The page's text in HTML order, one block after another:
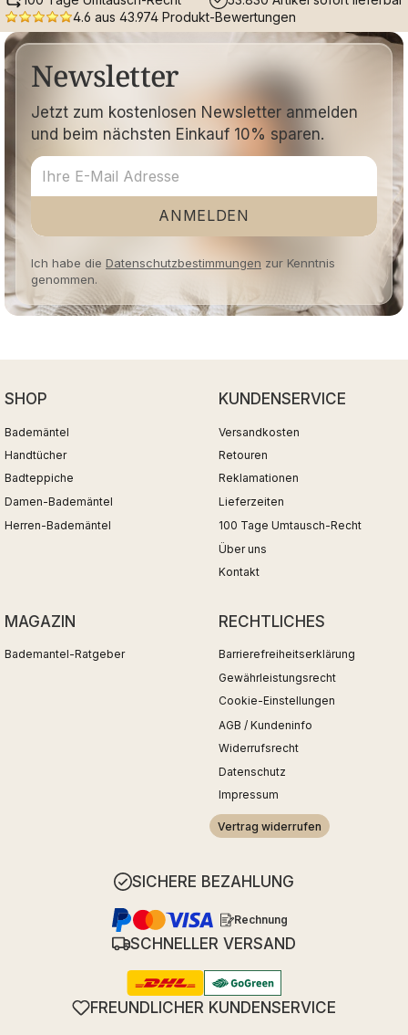
4.6 aus 43.974 Produkt-Bewertungen
Newsletter
Jetzt zum kostenlosen Newsletter anmelden
und beim nächsten Einkauf 10% sparen.
ANMELDEN
Ich habe die Datenschutzbestimmungen zur Kenntnis
genommen.
SHOP
Bademäntel
Handtücher
Badteppiche
Damen-Bademäntel
Herren-Bademäntel
KUNDENSERVICE
Versandkosten
Retouren
Reklamationen
Lieferzeiten
100 Tage Umtausch-Recht
Über uns
Kontakt
MAGAZIN
Bademantel-Ratgeber
RECHTLICHES
Barrierefreiheitserklärung
Gewährleistungsrecht
Cookie-Einstellungen
AGB / Kundeninfo
Widerrufsrecht
Datenschutz
Impressum
Vertrag widerrufen
SICHERE BEZAHLUNG
Rechnung
SCHNELLER VERSAND
FREUNDLICHER KUNDENSERVICE